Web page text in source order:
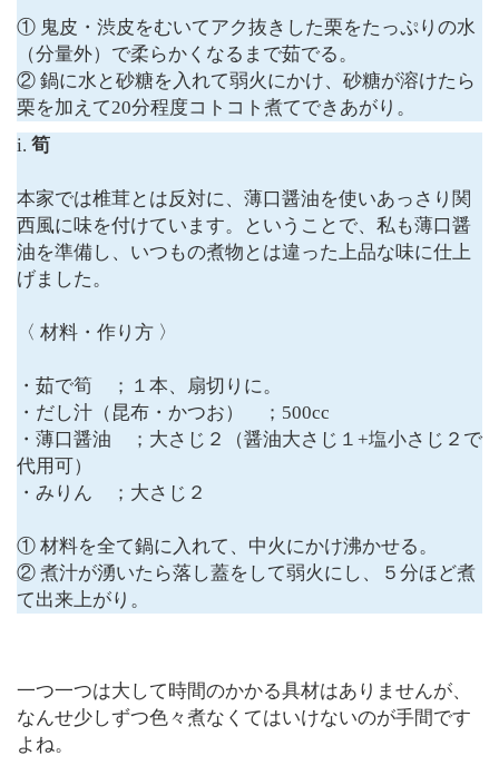
① 鬼皮・渋皮をむいてアク抜きした栗をたっぷりの水
（分量外）で柔らかくなるまで茹でる。
② 鍋に水と砂糖を入れて弱火にかけ、砂糖が溶けたら
栗を加えて20分程度コトコト煮てできあがり。
i. 筍
本家では椎茸とは反対に、薄口醤油を使いあっさり関
西風に味を付けています。ということで、私も薄口醤
油を準備し、いつもの煮物とは違った上品な味に仕上
げました。
〈 材料・作り方 〉
・茹で筍 ；１本、扇切りに。
・だし汁（昆布・かつお） ；500cc
・薄口醤油 ；大さじ２（醤油大さじ１+塩小さじ２で
代用可）
・みりん ；大さじ２
① 材料を全て鍋に入れて、中火にかけ沸かせる。
② 煮汁が湧いたら落し蓋をして弱火にし、５分ほど煮
て出来上がり。
一つ一つは大して時間のかかる具材はありませんが、
なんせ少しずつ色々煮なくてはいけないのが手間です
よね。